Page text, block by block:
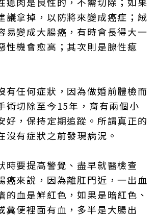
議拿掉，以防將來變成癌症；絨
易變成大腸癌，有時會長得大一
性機會愈高；其次則是腺性瘜
有任何症狀，因為做婚前體檢而
術切除至今15年，育有兩個小
好，保持定期追蹤。所謂真正的
沒有症狀之前發現病況。
時要提高警覺、盡早就醫檢查
癌來說，因為離肛門近，一出血
的血是鮮紅色，如果是暗紅色、
糞便裡面有血，多半是大腸出